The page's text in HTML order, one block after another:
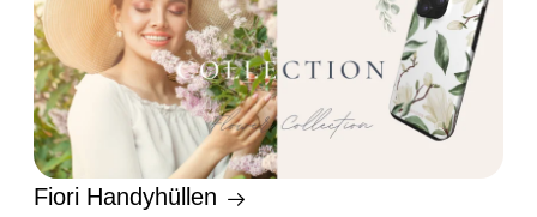
Fiori Handyhüllen